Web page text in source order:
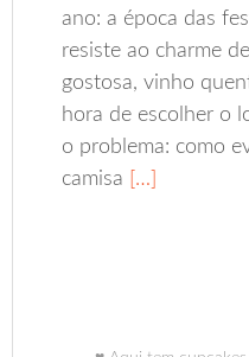
ano: a época das
resiste ao charme
gostosa, vinho
hora de escolher o
o problema: como
camisa […]